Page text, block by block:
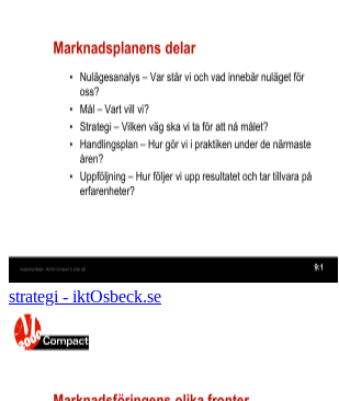
strategi - iktOsbeck.se